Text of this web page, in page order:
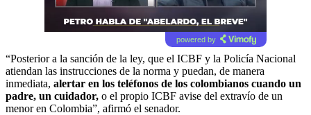
powered by
“Posterior a la sanción de la ley, que el ICBF y la Policía Nacional
atiendan las instrucciones de la norma y puedan, de manera
inmediata, alertar en los teléfonos de los colombianos cuando un
padre, un cuidador, o el propio ICBF avise del extravío de un
menor en Colombia”, afirmó el senador.